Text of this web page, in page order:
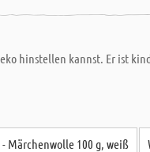
hinstellen kannst. Er ist
Märchenwolle 100 g, weiß